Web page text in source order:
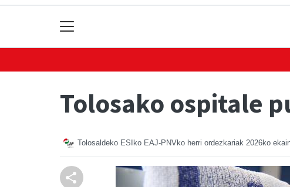
Tolosako ospitale
Tolosaldeko ESIko EAJ-PNVko herri ordezkariak 2026ko